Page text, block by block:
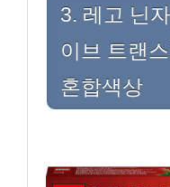
3. 레고 닌
이브 트랜
혼합색상